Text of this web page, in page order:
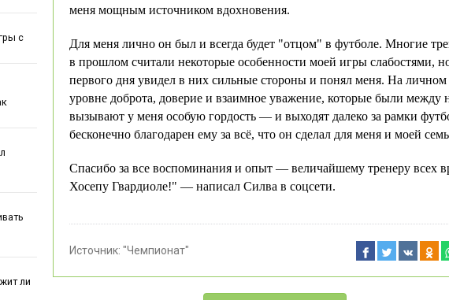
меня мощным источником вдохновения.
Для меня лично он был и всегда будет "отцом" в футболе. Многие
в прошлом считали некоторые особенности моей игры слабостями,
первого дня увидел в них сильные стороны и понял меня. На личном
уровне доброта, доверие и взаимное уважение, которые были между
вызывают у меня особую гордость — и выходят далеко за рамки
бесконечно благодарен ему за всё, что он сделал для меня и моей
Спасибо за все воспоминания и опыт — величайшему тренеру всех
Хосепу Гвардиоле!" — написал Силва в соцсети.
Источник: "Чемпионат"
с
ли